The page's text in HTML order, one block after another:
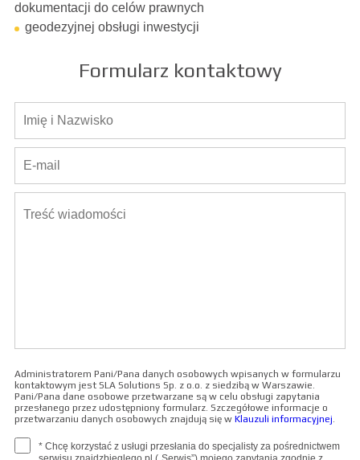
dokumentacji do celów prawnych
geodezyjnej obsługi inwestycji
Formularz kontaktowy
Administratorem Pani/Pana danych osobowych wpisanych w formularzu
kontaktowym jest SLA Solutions Sp. z o.o. z siedzibą w Warszawie.
Pani/Pana dane osobowe przetwarzane są w celu obsługi zapytania
przesłanego przez udostępniony formularz. Szczegółowe informacje o
przetwarzaniu danych osobowych znajdują się w Klauzuli informacyjnej.
* Chcę korzystać z usługi przesłania do specjalisty za pośrednictwem